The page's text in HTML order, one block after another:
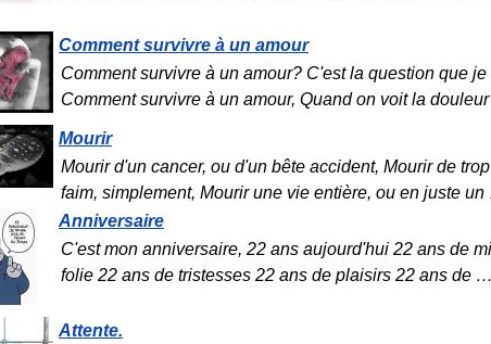
Comment survivre à un amour
Comment survivre à un amour? C'est la question que je
Comment survivre à un amour, Quand on voit la
Mourir
Mourir d'un cancer, ou d'un bête accident, Mourir de
faim, simplement, Mourir une vie entière, ou en juste un
Anniversaire
C'est mon anniversaire, 22 ans aujourd'hui 22 ans de
folie 22 ans de tristesses 22 ans de plaisirs 22 ans de
Attente.